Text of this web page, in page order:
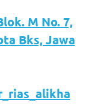
M No. 7,
Bks, Jawa